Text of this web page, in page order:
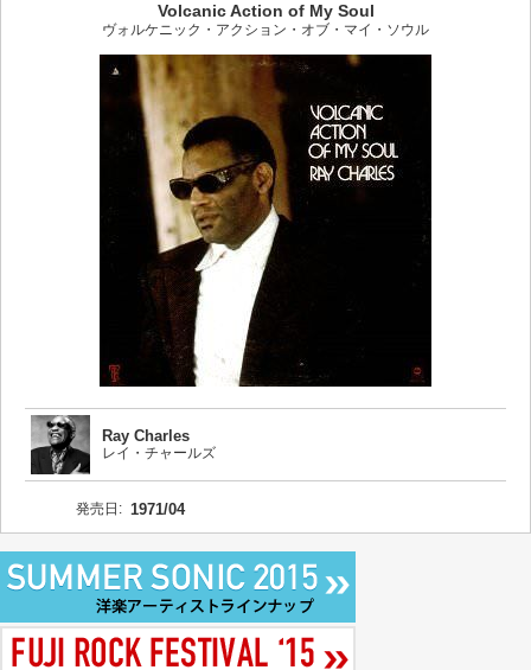
Volcanic Action of My Soul
ヴォルケニック・アクション・オブ・マイ・ソウル
Ray Charles
レイ・チャールズ
発売日: 1971/04